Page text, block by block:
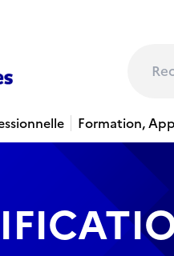
Formation,